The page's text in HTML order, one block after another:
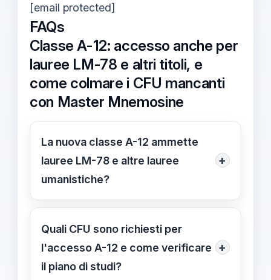
[email protected]
FAQs
Classe A-12: accesso anche per
lauree LM-78 e altri titoli, e
come colmare i CFU mancanti
con Master Mnemosine
La nuova classe A-12 ammette
lauree LM-78 e altre lauree
umanistiche?
+
Sì, la classe A-12 è aperta anche a
LM-78 e altre lauree umanistiche,
purché si raggiungano 84 CFU
distribuiti nei blocchi L-FIL-LET, L-
Quali CFU sono richiesti per
l'accesso A-12 e come verificare
il piano di studi?
+